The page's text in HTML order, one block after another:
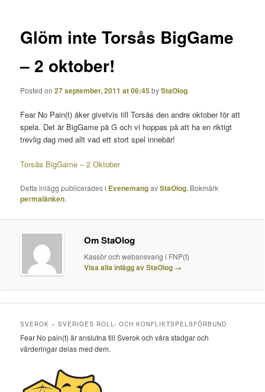
Glöm inte Torsås BigGame
– 2 oktober!
Posted on 27 september, 2011 at 06:45 byStaOlog
Fear No Pain(t) åker givetvis till Torsås den andre oktober för att
spela. Det är BigGame på G och vi hoppas på att ha en riktigt
trevlig dag med allt vad ett stort spel innebär!
Torsås BigGame – 2 Oktober
Detta inlägg publicerades i EvenemangavStaOlog. Bokmärk
permalänken.
Om StaOlog
Kassör och webansvarig i FNP(t)
Visa alla inlägg av StaOlog →
SVEROK – SVERIGES ROLL- OCH KONFLIKTSPELSFÖRBUND
Fear No pain(t) är anslutna till Sverok och våra stadgar och
värderingar delas med dem.